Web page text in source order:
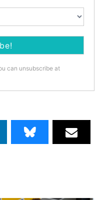
can unsubscribe at